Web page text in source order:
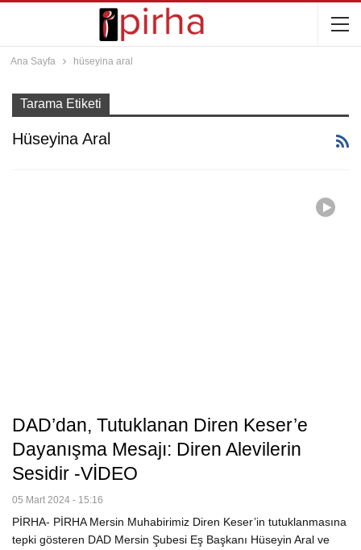
Ana Sayfa hüseyina aral
Tarama Etiketi
Hüseyina Aral
DAD’dan, Tutuklanan Diren Keser’e
Dayanışma Mesajı: Diren Alevilerin
Sesidir -VİDEO
05 Mart 2024 - 15:16
PİRHA- PİRHA Mersin Muhabirimiz Diren Keser’in tutuklanmasına
tepki gösteren DAD Mersin Şubesi Eş Başkanı Hüseyin Aral ve